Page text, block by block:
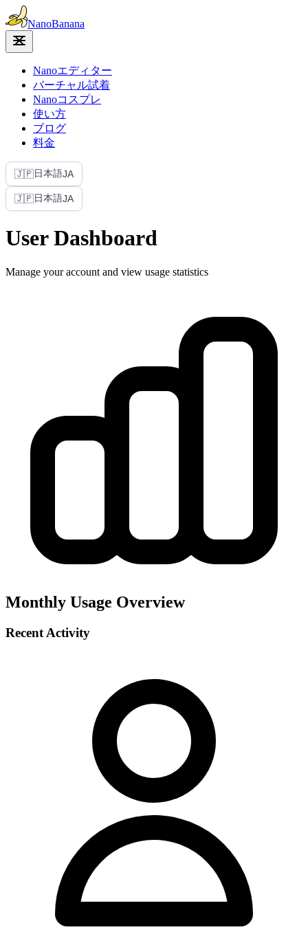
NanoBanana
Nanoエディター
バーチャル試着
Nanoコスプレ
使い方
ブログ
料金
🇯🇵日本語JA
🇯🇵日本語JA
User Dashboard
Manage your account and view usage statistics
Monthly Usage Overview
Recent Activity